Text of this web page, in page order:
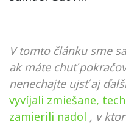
V tomto článku sme
ak máte chuť
nenechajte ujsť aj
vyvíjali zmiešane,
zamierili nadol , v